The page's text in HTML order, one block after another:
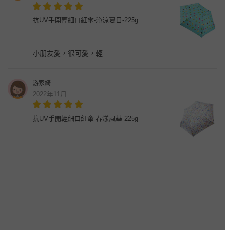
抗UV手開輕細口紅傘-沁涼夏日-225g
小朋友愛，很可愛，輕
游家綺
2022年11月
抗UV手開輕細口紅傘-春漾風華-225g